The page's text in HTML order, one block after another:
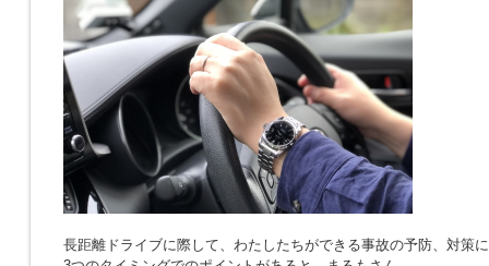
長距離ドライブに際して、わたしたちができる事故の予防、対策